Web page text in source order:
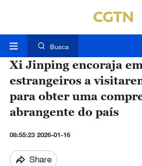
Busca
Xi Jinping encoraja
estrangeiros a
para obter uma
abrangente do país
08:55:23 2026-01-16
Share